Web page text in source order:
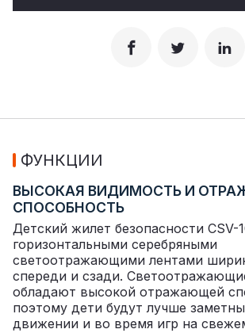
ФУНКЦИИ
ВЫСОКАЯ ВИДИМОСТЬ И
СПОСОБНОСТЬ
Детский жилет безопасности CSV-
горизонтальными серебряными
светоотражающими лентами
спереди и сзади.
обладают высокой отражающей
поэтому дети будут лучше
движении и во время игр на